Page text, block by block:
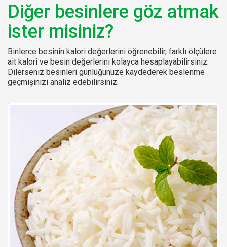
Diğer besinlere göz atmak
ister misiniz?
Binlerce besinin kalori değerlerini öğrenebilir, farklı ölçülere
ait kalori ve besin değerlerini kolayca hesaplayabilirsiniz.
Dilerseniz besinleri günlüğünüze kaydederek beslenme
geçmişinizi analiz edebilirsiniz.